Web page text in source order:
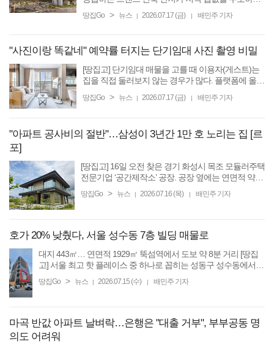
상황에서 브랜드와 상품성을 갖춘 단지로 수요가 몰
땅집Go > 뉴스 | 2026.07.17 (금) | 배민주 기자
"사진이랑 똑같네" 예약률 터지는 단기임대 사진 촬영 비밀
[땅집고] 단기임대 매물을 고를 때 이용자(게스트)는
집을 직접 둘러보지 않는 경우가 많다. 플랫폼에 올라
기임대 플랫폼 단단홈즈 관계자는 “같은 지역, 같은
땅집Go > 뉴스 | 2026.07.17 (금) | 배민주 기자
"아파트 공사비의 절반"…삼성이 3년간 1만 호 노리는 집 [르
포]
[땅집고] 16일 오전 찾은 경기 화성시 목조 모듈러주택
전문기업 ‘공간제작소’ 공장. 공장 옆에는 연면적 약
짙은색 처마가 건물 양옆으로 길게 뻗어 있었고, 통유
땅집Go > 뉴스 | 2026.07.16 (목) | 배민주 기자
호가 20% 낮췄다, 서울 성수동 7층 빌딩 매물로
대지 443㎡… 연면적 1929㎡ 뚝섬역에서 도보 약 8분 거리 [땅집
고] 서울 최고 핫 플레이스 중 하나로 꼽히는 성동구 성수동에서
가격을 낮춰 주목된다. ...
땅집Go > 뉴스 | 2026.07.15 (수) | 배민주 기자
마곡 반값 아파트 날벼락…은행은 "대출 거부", 부부공동 명
의도 어려워